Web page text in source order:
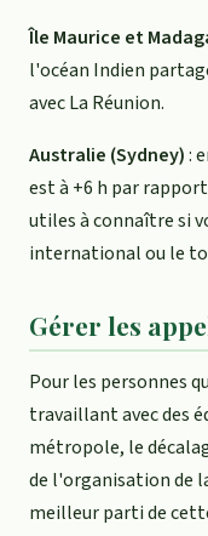
Île Maurice et
l'océan Indien
avec La Réunion.
Australie (Sydney):
est à +6 h par
utiles à connaître si
international ou le
Gérer les
Pour les personnes
travaillant avec des
métropole, le
de l'organisation de
meilleur parti de